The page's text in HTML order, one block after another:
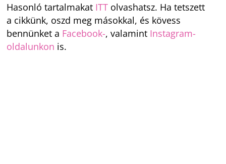
Hasonló tartalmakat ITT olvashatsz. Ha tetszett
a cikkünk, oszd meg másokkal, és kövess
bennünket a Facebook-, valamint Instagram-
oldalunkon is.